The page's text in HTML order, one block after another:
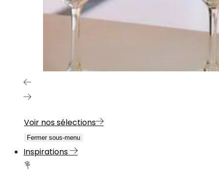
Voir nos sélections
Fermer sous-menu
Inspirations